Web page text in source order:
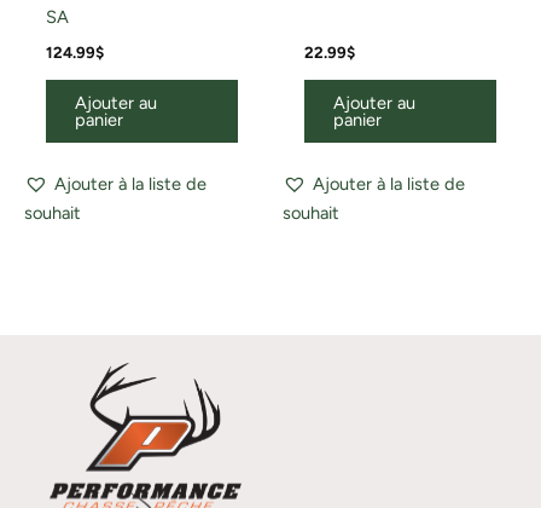
SA
124.99$
Ajouter au
panier
Ajouter à la liste de
souhait
22.99$
Ajouter au
panier
Ajouter à la liste de
souhait